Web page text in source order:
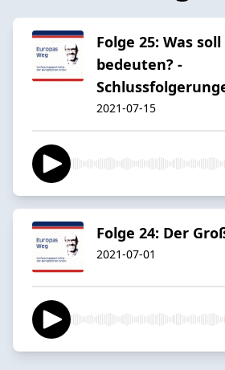
Folge 25: Was
bedeuten? -
2021-07-15
Folge 24: Der
2021-07-01